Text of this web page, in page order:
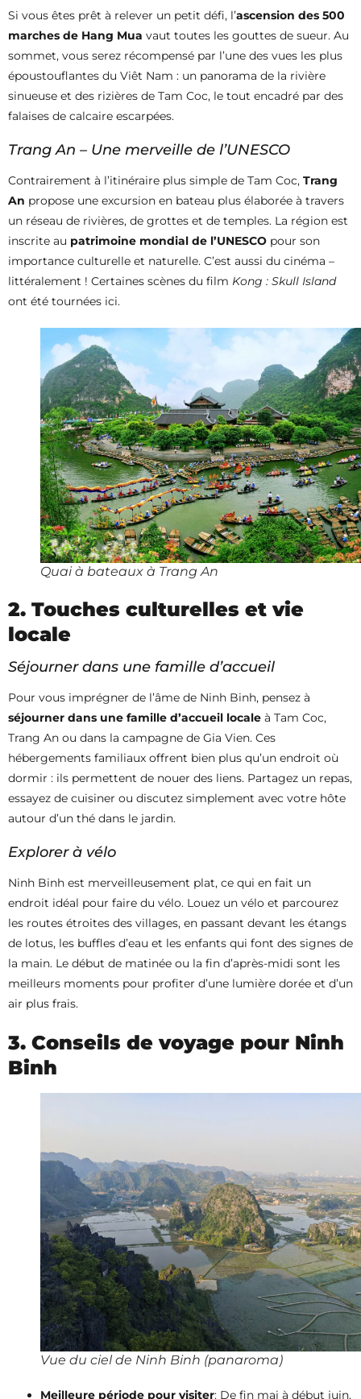
Si vous êtes prêt à relever un petit défi, l’ascension des 500
marches de Hang Mua vaut toutes les gouttes de sueur. Au
sommet, vous serez récompensé par l’une des vues les plus
époustouflantes du Viêt Nam : un panorama de la rivière
sinueuse et des rizières de Tam Coc, le tout encadré par des
falaises de calcaire escarpées.
Trang An – Une merveille de l’UNESCO
Contrairement à l’itinéraire plus simple de Tam Coc, Trang
An propose une excursion en bateau plus élaborée à travers
un réseau de rivières, de grottes et de temples. La région est
inscrite au patrimoine mondial de l’UNESCO pour son
importance culturelle et naturelle. C’est aussi du cinéma –
littéralement ! Certaines scènes du film Kong : Skull Island
ont été tournées ici.
Quai à bateaux à Trang An
2. Touches culturelles et vie
locale
Séjourner dans une famille d’accueil
Pour vous imprégner de l’âme de Ninh Binh, pensez à
séjourner dans une famille d’accueil locale à Tam Coc,
Trang An ou dans la campagne de Gia Vien. Ces
hébergements familiaux offrent bien plus qu’un endroit où
dormir : ils permettent de nouer des liens. Partagez un repas,
essayez de cuisiner ou discutez simplement avec votre hôte
autour d’un thé dans le jardin.
Explorer à vélo
Ninh Binh est merveilleusement plat, ce qui en fait un
endroit idéal pour faire du vélo. Louez un vélo et parcourez
les routes étroites des villages, en passant devant les étangs
de lotus, les buffles d’eau et les enfants qui font des signes de
la main. Le début de matinée ou la fin d’après-midi sont les
meilleurs moments pour profiter d’une lumière dorée et d’un
air plus frais.
3. Conseils de voyage pour Ninh
Binh
Vue du ciel de Ninh Binh (panaroma)
Meilleure période pour visiter: De fin mai à début juin,